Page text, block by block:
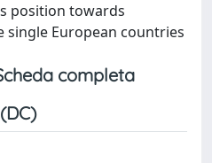
position towards
single European countries
completa